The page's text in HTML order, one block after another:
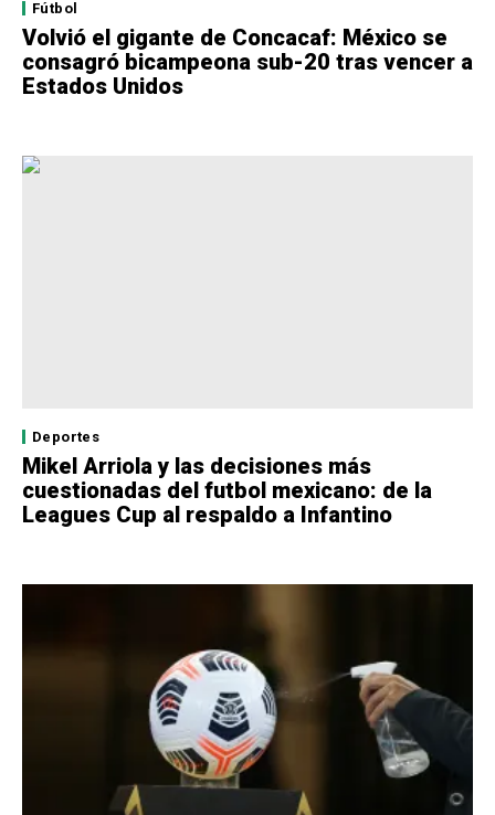
Fútbol
Volvió el gigante de Concacaf: México se
consagró bicampeona sub-20 tras vencer a
Estados Unidos
Deportes
Mikel Arriola y las decisiones más
cuestionadas del futbol mexicano: de la
Leagues Cup al respaldo a Infantino